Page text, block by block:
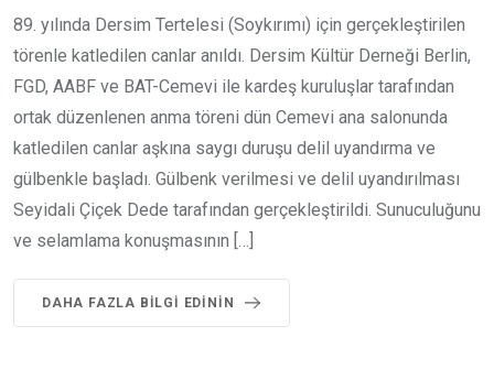
89. yılında Dersim Tertelesi (Soykırımı) için gerçekleştirilen
törenle katledilen canlar anıldı. Dersim Kültür Derneği Berlin,
FGD, AABF ve BAT-Cemevi ile kardeş kuruluşlar tarafından
ortak düzenlenen anma töreni dün Cemevi ana salonunda
katledilen canlar aşkına saygı duruşu delil uyandırma ve
gülbenkle başladı. Gülbenk verilmesi ve delil uyandırılması
Seyidali Çiçek Dede tarafından gerçekleştirildi. Sunuculuğunu
ve selamlama konuşmasının […]
DAHA FAZLA BILGI EDININ